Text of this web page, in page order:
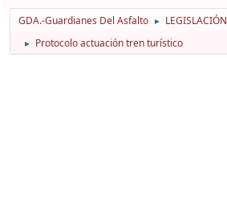
GDA.-Guardianes Del Asfalto ► LEGISLACIÓN
► Protocolo actuación tren turístico